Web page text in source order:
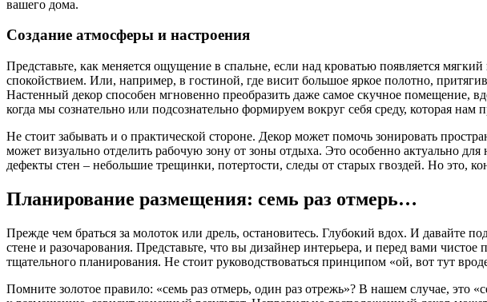
вашего дома.
Создание атмосферы и настроения
Представьте, как меняется ощущение в спальне, если над кроватью появляется
спокойствием. Или, например, в гостиной, где висит большое яркое полотно,
Настенный декор способен мгновенно преобразить даже самое скучное помещение,
когда мы сознательно или подсознательно формируем вокруг себя среду, которая нам
Не стоит забывать и о практической стороне. Декор может помочь зонировать
может визуально отделить рабочую зону от зоны отдыха. Это особенно актуально
дефекты стен – небольшие трещинки, потертости, следы от старых гвоздей. Но это,
Планирование размещения: семь раз отмерь…
Прежде чем браться за молоток или дрель, остановитесь. Глубокий вдох. И
стене и разочарования. Представьте, что вы дизайнер интерьера, и перед вами
тщательного планирования. Не стоит руководствоваться принципом «ой, вот тут
Помните золотое правило: «семь раз отмерь, один раз отрежь»? В нашем случае, это